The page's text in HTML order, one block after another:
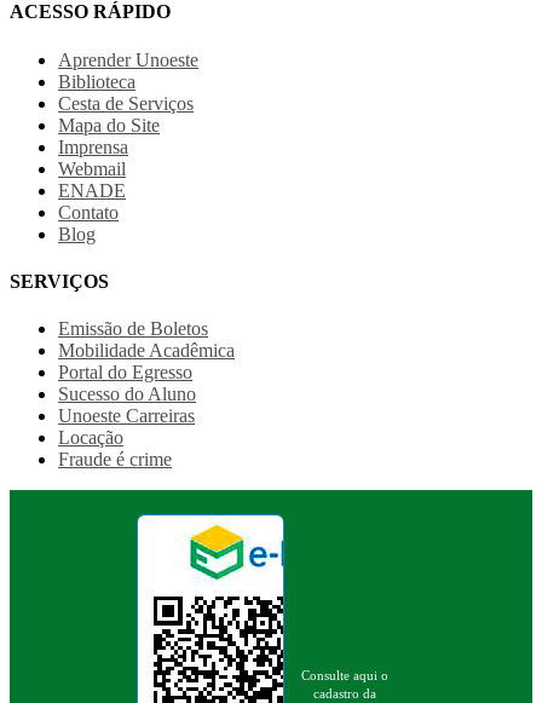
ACESSO RÁPIDO
Aprender Unoeste
Biblioteca
Cesta de Serviços
Mapa do Site
Imprensa
Webmail
ENADE
Contato
Blog
SERVIÇOS
Emissão de Boletos
Mobilidade Acadêmica
Portal do Egresso
Sucesso do Aluno
Unoeste Carreiras
Locação
Fraude é crime
Consulte aqui o
cadastro da